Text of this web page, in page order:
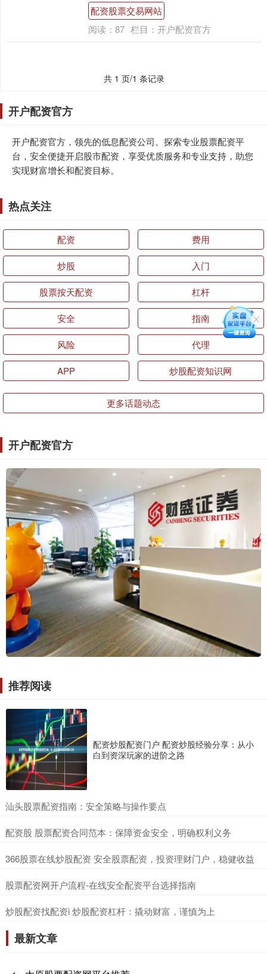
配资股票交易网站
阅读： 87 栏目： 开户配资官方
共 1 页/1 条记录
开户配资官方
开户配资官方，领先的低息配资公司。探索专业股票配资平
台，安全便捷开启股市配资，享受优质服务和专业支持，助您
实现财富增长和配资目标。
热点关注
配资 费用
炒股 入门
股票按天配资 杠杆
安全 指南
风险 代理
APP 炒股配资知识网
更多话题动态
开户配资官方
推荐阅读
配资炒股配资门户 配资炒股经验分享：从小
白到资深玩家的进阶之路
​汕头股票配资指南：安全策略与操作要点
​配资股 股票配资合同范本：保障资金安全，明确权利义务
​366股票在线炒股配资 安全股票配资，投资理财门户，稳健收益
​股票配资网开户流程-在线安全配资平台选择指南
​炒股配资找配资i 炒股配资杠杆：撬动财富，谨慎为上
最新文章